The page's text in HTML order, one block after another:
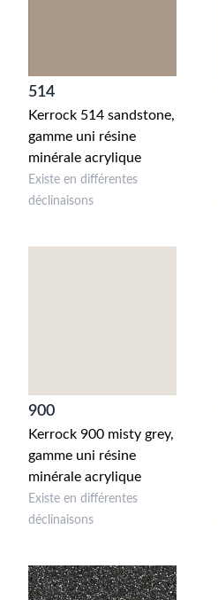
514
Kerrock 514 sandstone,
gamme uni résine
minérale acrylique
Existe en différentes
déclinaisons
900
Kerrock 900 misty grey,
gamme uni résine
minérale acrylique
Existe en différentes
déclinaisons